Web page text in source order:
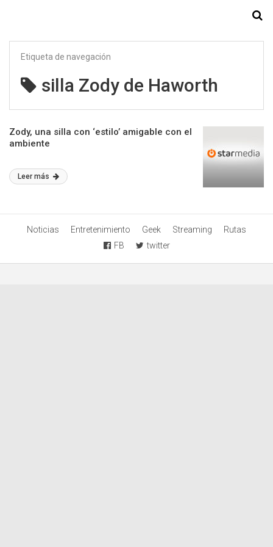
Etiqueta de navegación
silla Zody de Haworth
Zody, una silla con ‘estilo’ amigable con el
ambiente
Leer más
Noticias Entretenimiento Geek Streaming
Rutas
FB
twitter